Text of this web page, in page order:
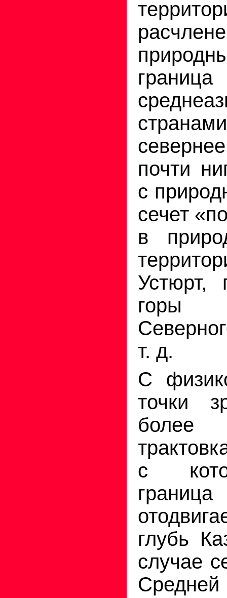
почти
с
сечет
в
Устюрт,
горы
т. д.
С
точки
более
с
глубь
случае